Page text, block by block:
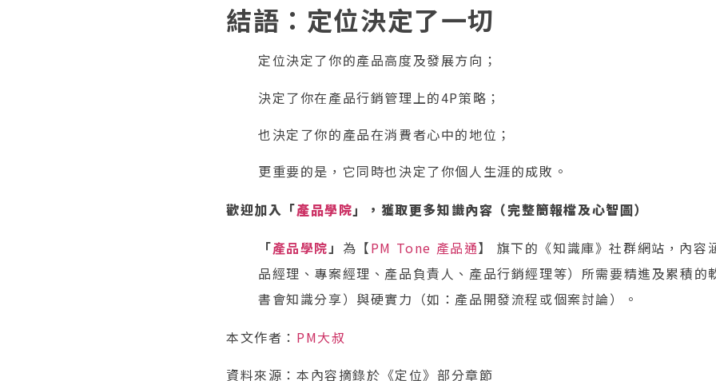
結語：定位決定了一切
定位決定了你的產品高度及發展方向；
決定了你在產品行銷管理上的4P策略；
也決定了你的產品在消費者心中的地位；
更重要的是，它同時也決定了你個人生涯的成敗。
歡迎加入「產品學院」，獲取更多知識內容（完整簡報檔及心智圖）
「產品學院」 為【PM Tone 產品通】 旗下的《知識庫》社群網站，內容
品經理、專案經理、產品負責人、產品行銷經理等）所需要精進及累積的
書會知識分享）與硬實力（如：產品開發流程或個案討論）。
本文作者： PM大叔
資料來源：本內容摘錄於《定位》部分章節